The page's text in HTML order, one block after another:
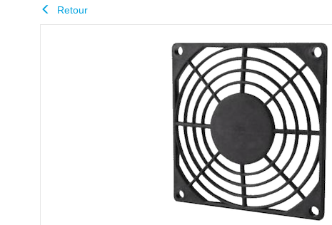
Retour